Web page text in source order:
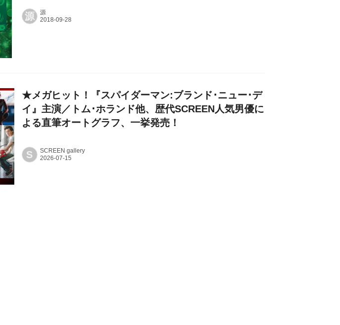
源 源
★メガヒット！『スパイダーマン:ブランド･ニュー･デ
イ』主演／トム･ホランド他、歴代SCREEN人気男優に
よる直筆オートグラフ、一挙発売！
S SCREEN gallery